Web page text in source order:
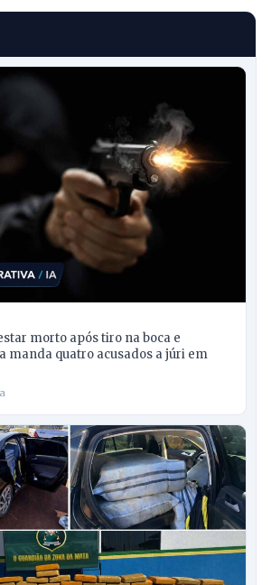
morto após tiro na boca e
manda quatro acusados a júri em